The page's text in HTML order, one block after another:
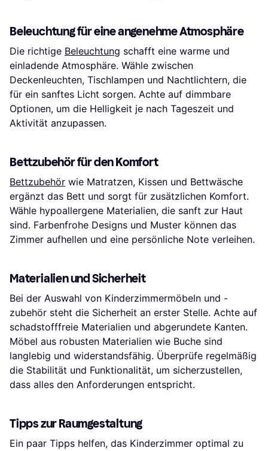
Beleuchtung für eine angenehme Atmosphäre
Die richtige Beleuchtung schafft eine warme und
einladende Atmosphäre. Wähle zwischen
Deckenleuchten, Tischlampen und Nachtlichtern, die
für ein sanftes Licht sorgen. Achte auf dimmbare
Optionen, um die Helligkeit je nach Tageszeit und
Aktivität anzupassen.
Bettzubehör für den Komfort
Bettzubehör wie Matratzen, Kissen und Bettwäsche
ergänzt das Bett und sorgt für zusätzlichen Komfort.
Wähle hypoallergene Materialien, die sanft zur Haut
sind. Farbenfrohe Designs und Muster können das
Zimmer aufhellen und eine persönliche Note verleihen.
Materialien und Sicherheit
Bei der Auswahl von Kinderzimmermöbeln und -
zubehör steht die Sicherheit an erster Stelle. Achte auf
schadstofffreie Materialien und abgerundete Kanten.
Möbel aus robusten Materialien wie Buche sind
langlebig und widerstandsfähig. Überprüfe regelmäßig
die Stabilität und Funktionalität, um sicherzustellen,
dass alles den Anforderungen entspricht.
Tipps zur Raumgestaltung
Ein paar Tipps helfen, das Kinderzimmer optimal zu